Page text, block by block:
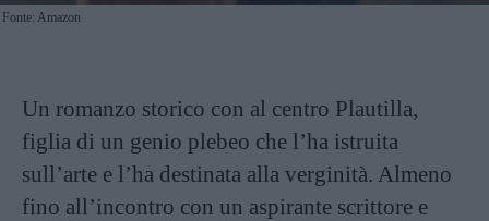
Fonte: Amazon
Un romanzo storico con al centro Plautilla,
figlia di un genio plebeo che l’ha istruita
sull’arte e l’ha destinata alla verginità. Almeno
fino all’incontro con un aspirante scrittore e